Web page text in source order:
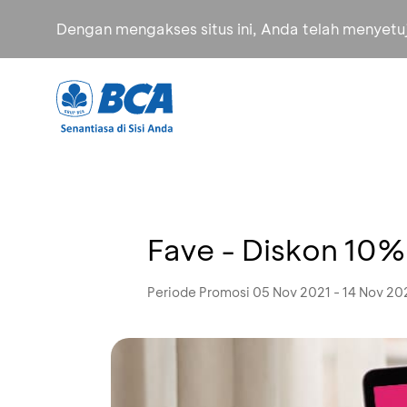
Dengan mengakses situs ini, Anda telah
Fave - Diskon 10%
Periode Promosi 05 Nov 2021 - 14 Nov